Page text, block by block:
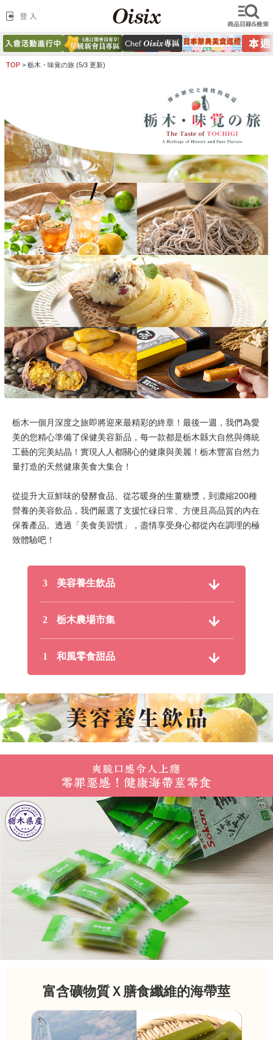
TOP > 栃木・味覚の旅 (5/3 更新)
栃木一個月深度之旅即將迎來最精彩的終章！最後一週，我們為愛
美的您精心準備了保健美容新品，每一款都是栃木縣大自然與傳統
工藝的完美結晶！實現人人都關心的健康與美麗！栃木豐富自然力
量打造的天然健康美食大集合！
從提升大豆鮮味的發酵食品、從芯暖身的生薑糖漿，到濃縮200種
營養的美容飲品，我們嚴選了支援忙碌日常、方便且高品質的內在
保養產品。透過「美食美習慣」，盡情享受身心都從內在調理的極
致體驗吧！
3 美容養生飲品
2 栃木農場市集
1 和風零食甜品
富含礦物質Ｘ膳食纖維的海帶莖